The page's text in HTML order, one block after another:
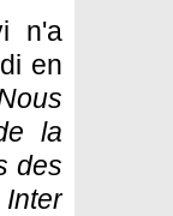
n'a
en
la
des